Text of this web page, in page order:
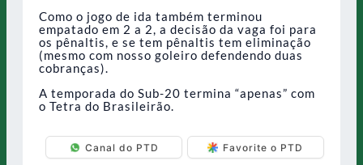
Como o jogo de ida também terminou
empatado em 2 a 2, a decisão da vaga foi para
os pênaltis, e se tem pênaltis tem eliminação
(mesmo com nosso goleiro defendendo duas
cobranças).
A temporada do Sub-20 termina “apenas” com
o Tetra do Brasileirão.
Canal do PTD Favorite o PTD